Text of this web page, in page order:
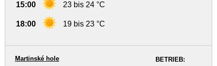
15:00 23 bis 24 °C
18:00 19 bis 23 °C
BETRIEB:
Martinské hole